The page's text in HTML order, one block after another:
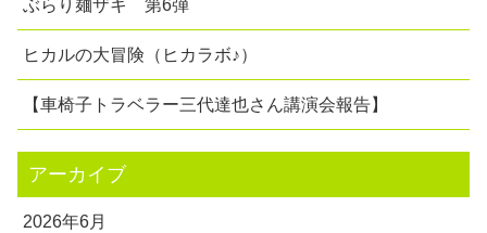
ぶらり麺ザキ 第6弾
ヒカルの大冒険（ヒカラボ♪）
【車椅子トラベラー三代達也さん講演会報告】
アーカイブ
2026年6月